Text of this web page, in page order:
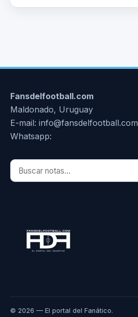
Fansdelfootball.com
Maldonado, Uruguay
E-mail: info@fansdelfootball.com
Whatsapp:
Buscar notas
© 2026 — El portal del Fanático.